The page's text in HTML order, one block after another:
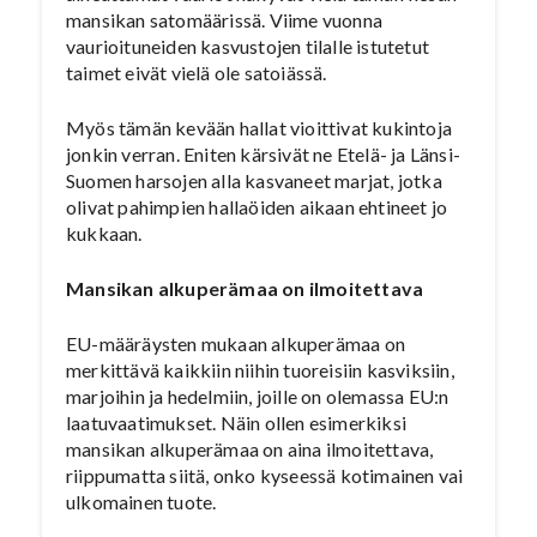
mansikan satomäärissä. Viime vuonna
vaurioituneiden kasvustojen tilalle istutetut
taimet eivät vielä ole satoiässä.
Myös tämän kevään hallat vioittivat kukintoja
jonkin verran. Eniten kärsivät ne Etelä- ja Länsi-
Suomen harsojen alla kasvaneet marjat, jotka
olivat pahimpien hallaöiden aikaan ehtineet jo
kukkaan.
Mansikan alkuperämaa on ilmoitettava
EU-määräysten mukaan alkuperämaa on
merkittävä kaikkiin niihin tuoreisiin kasviksiin,
marjoihin ja hedelmiin, joille on olemassa EU:n
laatuvaatimukset. Näin ollen esimerkiksi
mansikan alkuperämaa on aina ilmoitettava,
riippumatta siitä, onko kyseessä kotimainen vai
ulkomainen tuote.